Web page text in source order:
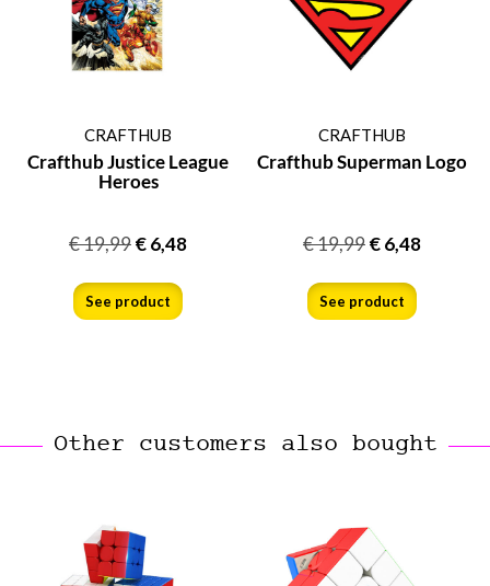
CRAFTHUB
Crafthub Justice League
Heroes
€19,99€6,48
See product
CRAFTHUB
Crafthub Superman Logo
€19,99€6,48
See product
Other customers also bought